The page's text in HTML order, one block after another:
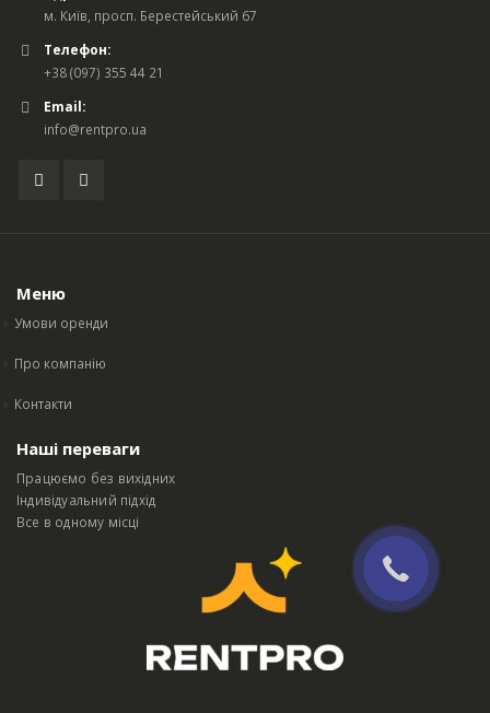
м. Київ, просп. Берестейський 67
Телефон:
+38 (097) 355 44 21
Email:
info@rentpro.ua
Меню
Умови оренди
Про компанію
Контакти
Наші переваги
Працюємо без вихідних
Індивідуальний підхід
Все в одному місці